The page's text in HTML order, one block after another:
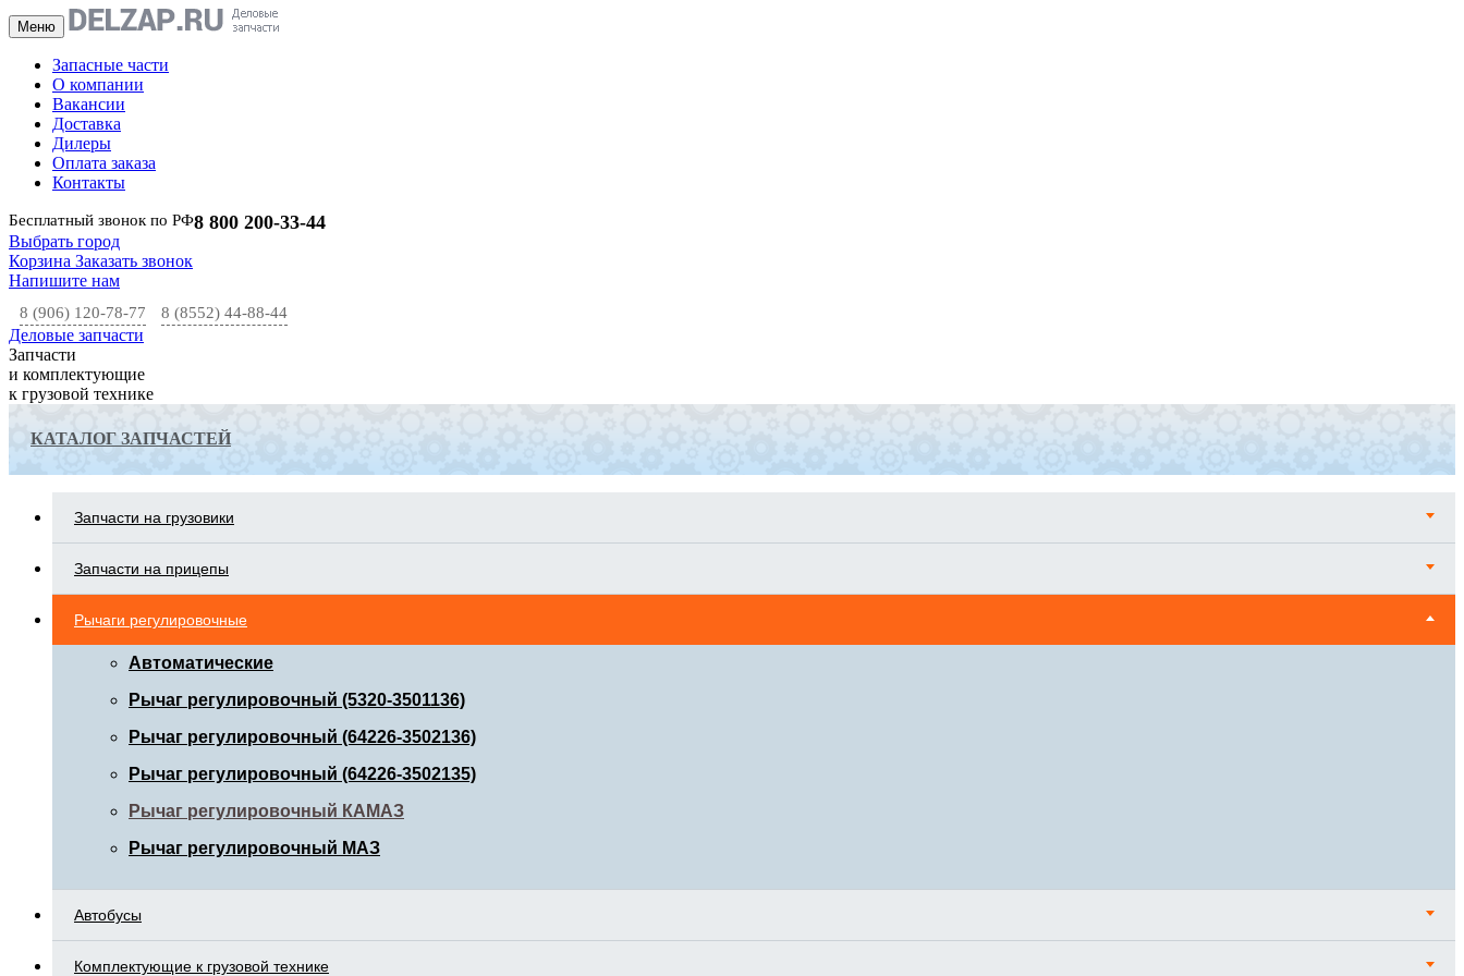
Меню
Запасные части
О компании
Вакансии
Доставка
Дилеры
Оплата заказа
Контакты
Бесплатный звонок по РФ8 800 200-33-44
Выбрать город
Корзина Заказать звонок
Напишите нам
8 (906) 120-78-77 8 (8552) 44-88-44
Деловые запчасти
Запчасти
и комплектующие
к грузовой технике
КАТАЛОГ ЗАПЧАСТЕЙ
Запчасти на грузовики
Запчасти на прицепы
Рычаги регулировочные
Автоматические
Рычаг регулировочный (5320-3501136)
Рычаг регулировочный (64226-3502136)
Рычаг регулировочный (64226-3502135)
Рычаг регулировочный КАМАЗ
Рычаг регулировочный МАЗ
Автобусы
Комплектующие к грузовой технике